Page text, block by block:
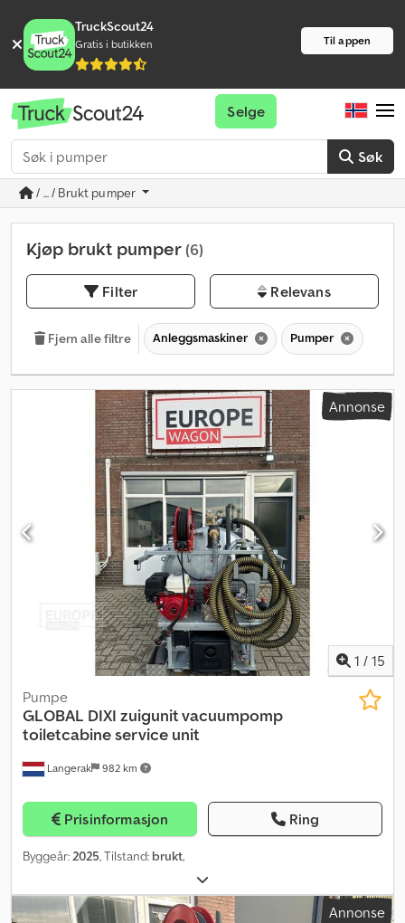
TruckScout24
Gratis i butikken Til appen
Søk
Selge
/ ... / Brukt pumper
Kjøp brukt pumper(6)
Filter Relevans
Fjern alle filtre Anleggsmaskiner Pumper
Annonse
1 / 15
Langerak 982 km
Pumpe
GLOBAL DIXI zuigunit vacuumpomp
toiletcabine service unit
Prisinformasjon Ring
Byggeår:2025, Tilstand: brukt,
Annonse